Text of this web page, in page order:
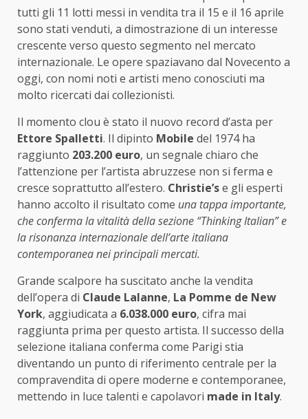
tutti gli 11 lotti messi in vendita tra il 15 e il 16 aprile
sono stati venduti, a dimostrazione di un interesse
crescente verso questo segmento nel mercato
internazionale. Le opere spaziavano dal Novecento a
oggi, con nomi noti e artisti meno conosciuti ma
molto ricercati dai collezionisti.
Il momento clou è stato il nuovo record d’asta per
Ettore Spalletti. Il dipinto Mobile del 1974 ha
raggiunto 203.200 euro, un segnale chiaro che
l’attenzione per l’artista abruzzese non si ferma e
cresce soprattutto all’estero. Christie’se gli esperti
hanno accolto il risultato come una tappa importante,
che conferma la vitalità della sezione “Thinking Italian” e
la risonanza internazionale dell’arte italiana
contemporanea nei principali mercati.
Grande scalpore ha suscitato anche la vendita
dell’opera di Claude Lalanne, La Pomme de New
York, aggiudicata a 6.038.000 euro, cifra mai
raggiunta prima per questo artista. Il successo della
selezione italiana conferma come Parigi stia
diventando un punto di riferimento centrale per la
compravendita di opere moderne e contemporanee,
mettendo in luce talenti e capolavori made in Italy.